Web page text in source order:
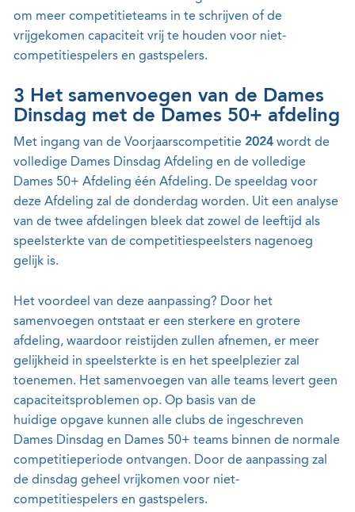
om meer competitieteams in te schrijven of de
vrijgekomen capaciteit vrij te houden voor niet-
competitiespelers en gastspelers.
3 Het samenvoegen van de Dames
Dinsdag met de Dames 50+ afdeling
Met ingang van de Voorjaarscompetitie 2024 wordt de
volledige Dames Dinsdag Afdeling en de volledige
Dames 50+ Afdeling één Afdeling. De speeldag voor
deze Afdeling zal de donderdag worden. Uit een analyse
van de twee afdelingen bleek dat zowel de leeftijd als
speelsterkte van de competitiespeelsters nagenoeg
gelijk is.
Het voordeel van deze aanpassing? Door het
samenvoegen ontstaat er een sterkere en grotere
afdeling, waardoor reistijden zullen afnemen, er meer
gelijkheid in speelsterkte is en het speelplezier zal
toenemen. Het samenvoegen van alle teams levert geen
capaciteitsproblemen op. Op basis van de
huidige opgave kunnen alle clubs de ingeschreven
Dames Dinsdag en Dames 50+ teams binnen de normale
competitieperiode ontvangen. Door de aanpassing zal
de dinsdag geheel vrijkomen voor niet-
competitiespelers en gastspelers.